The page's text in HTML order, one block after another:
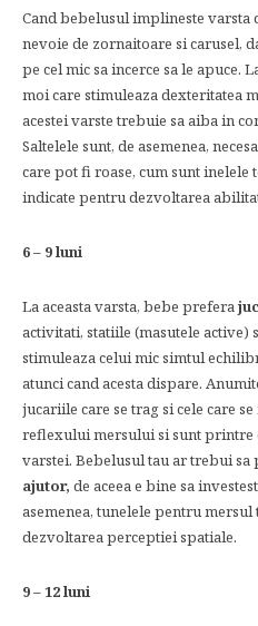
Cand bebelusul implineste varsta
nevoie de zornaitoare si carusel,
pe cel mic sa incerce sa le apuce.
moi care stimuleaza dexteritatea
acestei varste trebuie sa aiba in
Saltelele sunt, de asemenea,
care pot fi roase, cum sunt
indicate pentru dezvoltarea
6 – 9 luni
La aceasta varsta, bebe prefera
activitati, statiile (masutele active)
stimuleaza celui mic simtul
atunci cand acesta dispare.
jucariile care se trag si cele care
reflexului mersului si sunt printre
varstei. Bebelusul tau ar trebui sa
ajutor, de aceea e bine sa
asemenea, tunelele pentru
dezvoltarea perceptiei spatiale.
9 – 12 luni